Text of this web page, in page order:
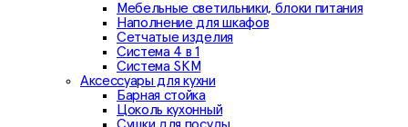
Мебельные светильники, блоки питания
Наполнение для шкафов
Сетчатые изделия
Система 4 в 1
Система SKM
Аксессуары для кухни
Барная стойка
Цоколь кухонный
Сушки для посуды